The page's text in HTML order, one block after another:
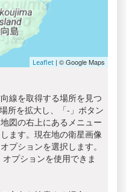
Leaflet | © Google Maps
線を取得する場所を見つ
所を拡大し、「-」ボタン
図の右上にあるメニュー
ます。現在地の衛星画像
プションを選択します。
プションを使用できま